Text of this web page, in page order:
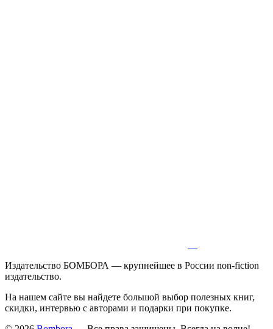
Издательство БОМБОРА — крупнейшее в России non-fiction
издательство.
На нашем сайте вы найдете большой выбор полезных книг,
скидки, интервью с авторами и подарки при покупке.